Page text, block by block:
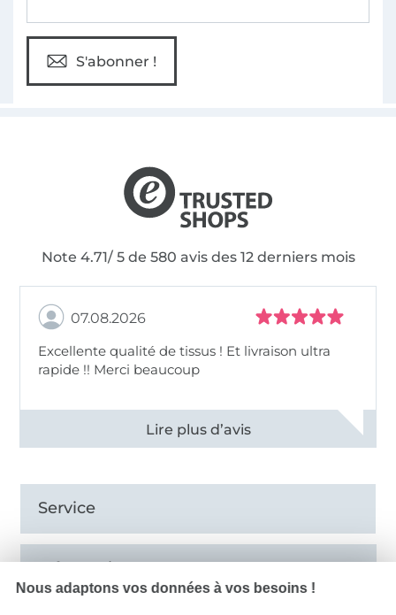
S'abonner !
Note 4.71/ 5 de 580 avis des 12 derniers mois
07.08.2026
Excellente qualité de tissus ! Et livraison ultra
rapide !! Merci beaucoup
Voir tous les 11496 commentaires
Service
Informations
Nous adaptons vos données à vos besoins !